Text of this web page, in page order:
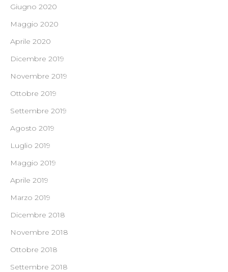
Giugno 2020
Maggio 2020
Aprile 2020
Dicembre 2019
Novembre 2019
Ottobre 2019
Settembre 2019
Agosto 2019
Luglio 2019
Maggio 2019
Aprile 2019
Marzo 2019
Dicembre 2018
Novembre 2018
Ottobre 2018
Settembre 2018